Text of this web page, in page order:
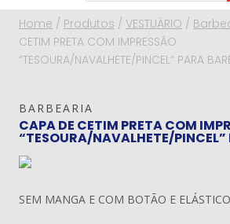
Home / Produtos / VESTUÁRIO /
CETIM PRETA COM IMPRESSÃO
“TESOURA/NAVALHETE/PINCEL” PARA
BARBEARIA
CAPA DE CETIM PRETA COM
“TESOURA/NAVALHETE/PINCEL”
SEM MANGA E COM BOTÃO E ELÁSTICO